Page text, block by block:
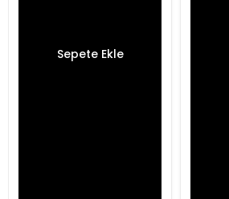
Sepete Ekle